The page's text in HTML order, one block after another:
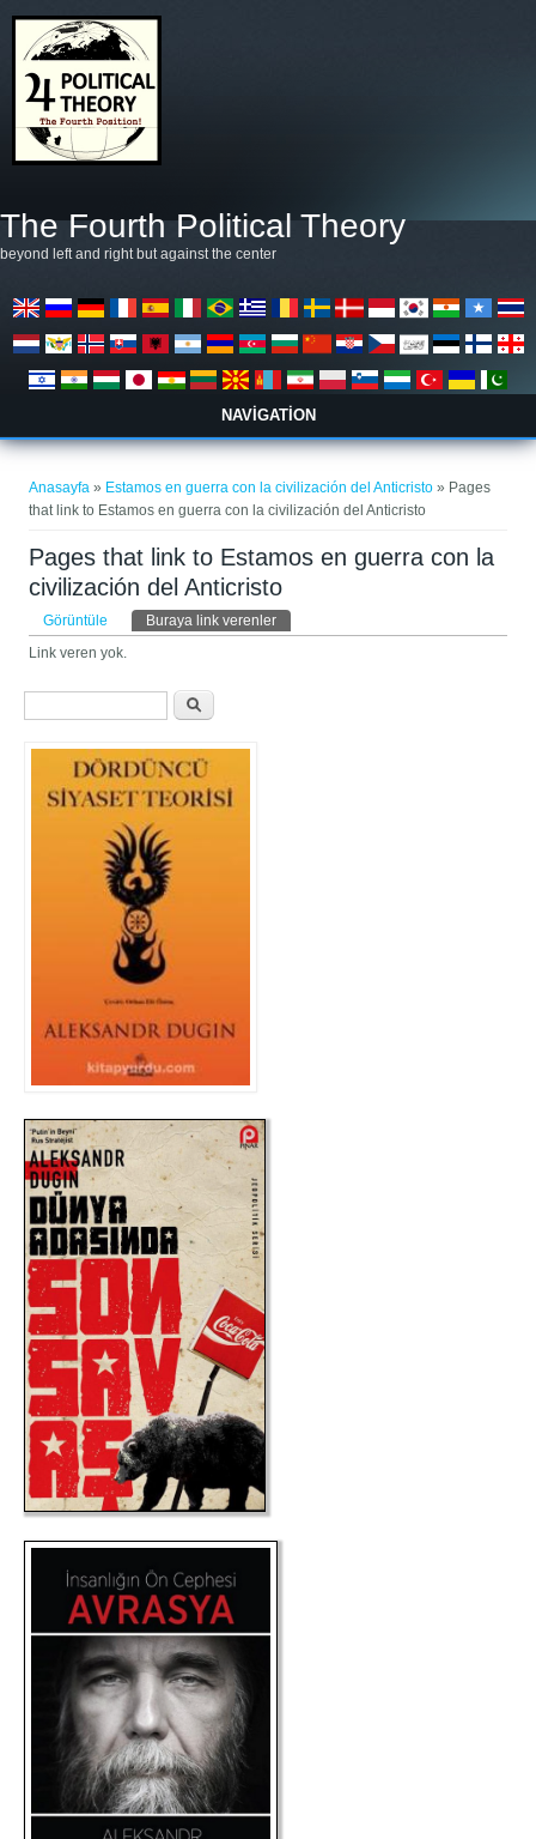
The Fourth Political Theory
beyond left and right but against the center
NAVIGATION
Anasayfa » Estamos en guerra con la civilización del Anticristo » Pages
that link to Estamos en guerra con la civilización del Anticristo
Pages that link to Estamos en guerra con la
civilización del Anticristo
Birincil sekmeler
Görüntüle Buraya link verenler
Link veren yok.
Arama formu